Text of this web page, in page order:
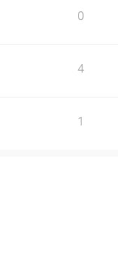
0
4
1